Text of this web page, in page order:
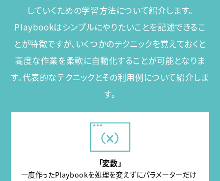
していくための学習方法について紹介します。
Playbookはシンプルにやりたいことを記述できるこ
とが特徴ですが、 いくつかのテクニックを覚えておくと
高度な作業を柔軟に自動化することが可能となりま
す。代表的なテクニックとその利用例について紹介しま
す。
「変数」
一度作ったPlaybookを処理を変えずにパラメーターだけ